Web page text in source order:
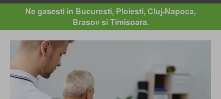
PROTOCOALE DE RECUPERARE A COTULUI
TENORAFIA CAPULUI LUNG AL BICEPSULUI BRACHIAL
Ne gasesti in Bucuresti, Ploiesti, Cluj-Napoca,
Brasov si Timisoara.